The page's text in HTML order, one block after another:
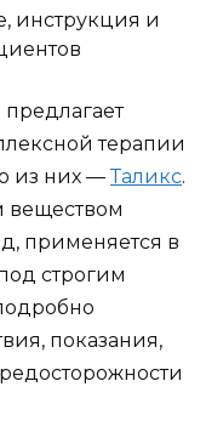
терапии
из них —Таликс.
веществом
применяется в
строгим
показания,